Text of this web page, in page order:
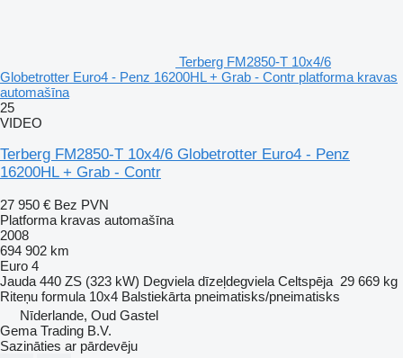
Terberg FM2850-T 10x4/6
Globetrotter Euro4 - Penz 16200HL + Grab - Contr platforma kravas
automašīna
25
VIDEO
Terberg FM2850-T 10x4/6 Globetrotter Euro4 - Penz
16200HL + Grab - Contr
27 950 € Bez PVN
Platforma kravas automašīna
2008
694 902 km
Euro 4
Jauda 440 ZS (323 kW) Degviela dīzeļdegviela Celtspēja 29 669 kg
Riteņu formula 10x4 Balstiekārta pneimatisks/pneimatisks
Nīderlande, Oud Gastel
Gema Trading B.V.
Sazināties ar pārdevēju